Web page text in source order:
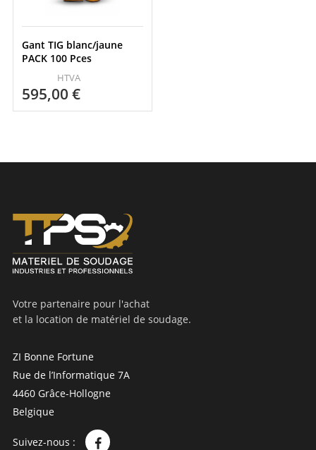
Gant TIG blanc/jaune
PACK 100 Pces
595,00 €
HTVA
Votre partenaire pour l'achat
et la location de matériel de soudage.
ZI Bonne Fortune
Rue de l’Informatique 7A
4460 Grâce-Hollogne
Belgique
Suivez-nous :